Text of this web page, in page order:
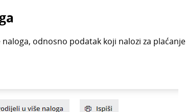
odnosno podatak koji nalozi za plaćanje